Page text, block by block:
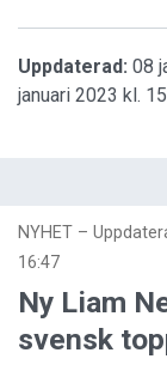
Uppdaterad: 08
januari 2023 kl.
NYHET –
16:47
Ny Liam
svensk